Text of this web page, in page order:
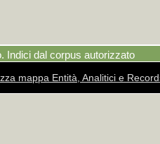
Indici dal corpus autorizzato
mappa Entità, Analitici e